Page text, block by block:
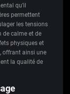
qu’il
permettent
les tensions
de calme et de
physiques et
offrant ainsi une
la qualité de